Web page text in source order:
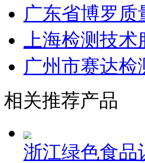
广东省博罗质
上海检测技
广州市赛达
相关推荐产品
浙江绿色食品